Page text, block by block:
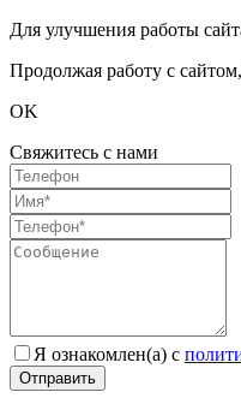
Для улучшения работы
Продолжая работу с
OK
Свяжитесь с нами
Я ознакомлен(а) с
Отправить